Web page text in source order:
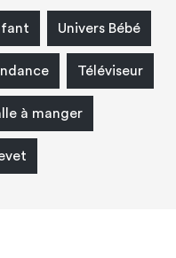
Univers Bébé
Téléviseur
à manger